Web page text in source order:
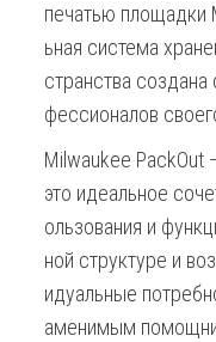
печатью площадки
ьная система
странства
фессионалов
Milwaukee PackOut
это идеальное
ользования и
ной структуре и
идуальные
аменимым